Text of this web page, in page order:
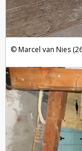
Marcel van Nies